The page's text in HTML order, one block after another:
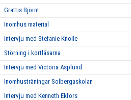
Grattis Björn!
Inomhus material
Intervju med Stefanie Knolle
Störning i kortläsarna
Intervju med Victoria Asplund
Inomhusträningar Solbergaskolan
Intervju med Kenneth Ekfors